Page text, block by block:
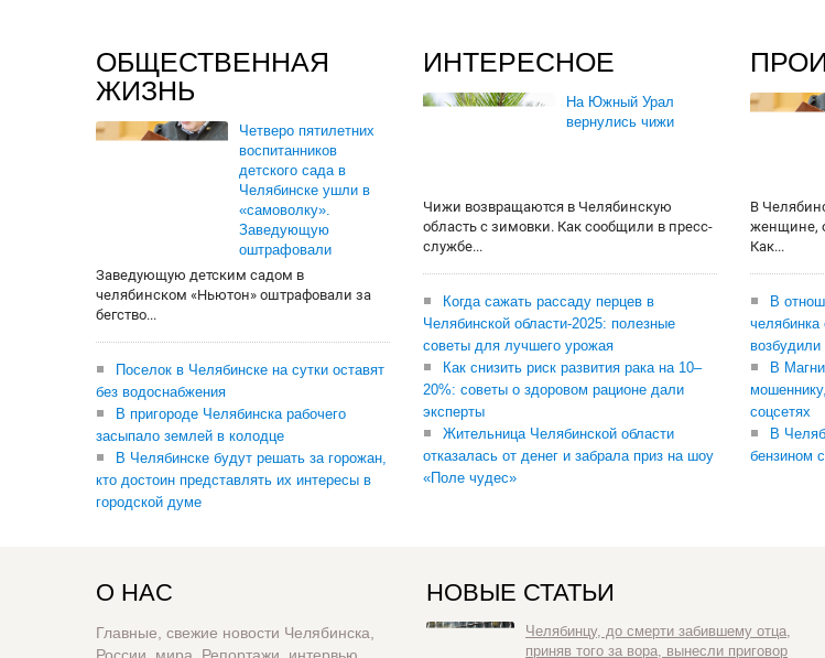
ОБЩЕСТВЕННАЯ
ЖИЗНЬ
Четверо пятилетних
воспитанников
детского сада в
Челябинске ушли в
«самоволку».
Заведующую
оштрафовали
Заведующую детским садом в
челябинском «Ньютон» оштрафовали за
бегство...
Поселок в Челябинске на сутки оставят
без водоснабжения
В пригороде Челябинска рабочего
засыпало землей в колодце
В Челябинске будут решать за горожан,
кто достоин представлять их интересы в
городской думе
ИНТЕРЕСНОЕ
На Южный Урал
вернулись чижи
Чижи возвращаются в Челябинскую
область с зимовки. Как сообщили в пресс-
службе...
Когда сажать рассаду перцев в
Челябинской области-2025: полезные
советы для лучшего урожая
Как снизить риск развития рака на 10–
20%: советы о здоровом рационе дали
эксперты
Жительница Челябинской области
отказалась от денег и забрала приз на шоу
«Поле чудес»
В
женщине,
Как...
В
челябинка
возбудили
В
соцсетях
В
бензином
О НАС
Главные, свежие новости Челябинска,
России, мира. Репортажи, интервью,
НОВЫЕ СТАТЬИ
Челябинцу, до смерти забившему отца,
приняв того за вора, вынесли приговор